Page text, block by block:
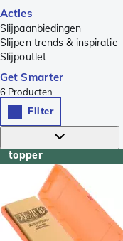
Acties
Slijpaanbiedingen
Slijpen trends & inspiratie
Slijpoutlet
Get Smarter
6 Producten
Filter
topper